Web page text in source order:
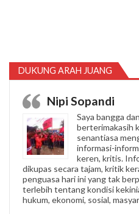
DUKUNG ARAH JUANG
Nipi Sopandi
Saya bangga
berterimakasih
senantiasa
informasi-
keren, kritis.
dikupas secara tajam, kritik
penguasa hari ini yang tak
terlebih tentang kondisi
hukum, ekonomi, sosial,